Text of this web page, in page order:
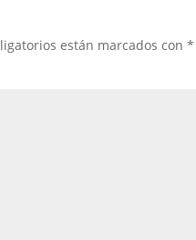
están marcados con*